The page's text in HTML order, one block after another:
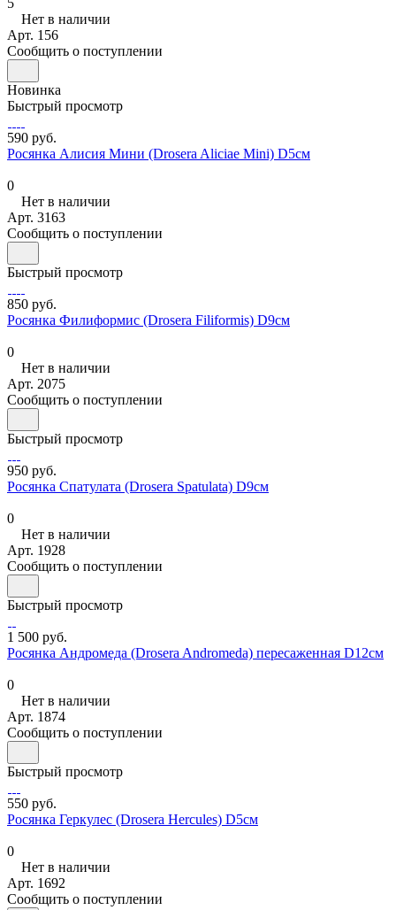
Нет в наличии
Арт. 156
Сообщить о поступлении
Новинка
Быстрый просмотр
590 руб.
Росянка Алисия Мини (Drosera Aliciae Mini) D5см
0
Нет в наличии
Арт. 3163
Сообщить о поступлении
Быстрый просмотр
850 руб.
Росянка Филиформис (Drosera Filiformis) D9см
0
Нет в наличии
Арт. 2075
Сообщить о поступлении
Быстрый просмотр
950 руб.
Росянка Спатулата (Drosera Spatulata) D9см
0
Нет в наличии
Арт. 1928
Сообщить о поступлении
Быстрый просмотр
1 500 руб.
Росянка Андромеда (Drosera Andromeda) пересаженная D12см
0
Нет в наличии
Арт. 1874
Сообщить о поступлении
Быстрый просмотр
550 руб.
Росянка Геркулес (Drosera Hercules) D5см
0
Нет в наличии
Арт. 1692
Сообщить о поступлении